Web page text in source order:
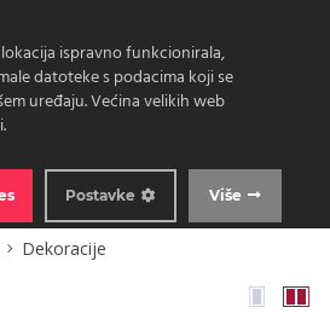
Dekoracije
ispravno funkcionirala,
datoteke s podacima koji se
uređaju. Većina velikih web
Više
Postavke